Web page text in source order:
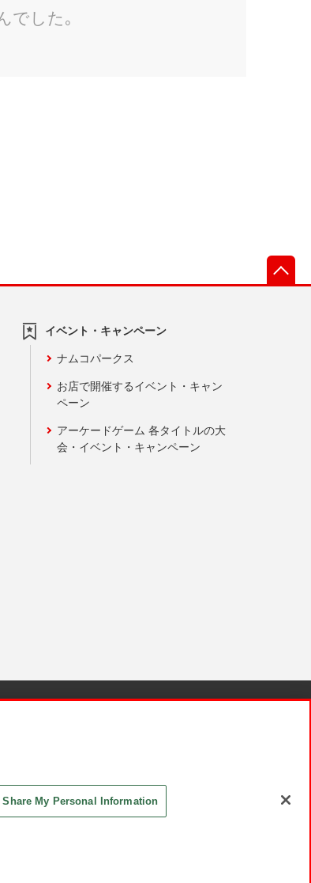
イベント・キャンペーン
ナムコパークス
お店で開催するイベント・キャン
ペーン
アーケードゲーム 各タイトルの大
会・イベント・キャンペーン
Share My Personal Information